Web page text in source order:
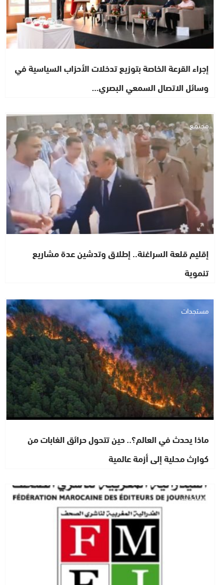
إجراء القرعة الخاصة بتوزيع تدخلات الأحزاب السياسية في
وسائل الاتصال السمعي البصري…
مجتمع
إقليم قلعة السراغنة.. إطلاق وتدشين عدة مشاريع
تنموية
مستجدات
ماذا يحدث في العالم؟.. حين تتحول حرائق الغابات من
كوارث محلية إلى أزمة عالمية
مستجدات